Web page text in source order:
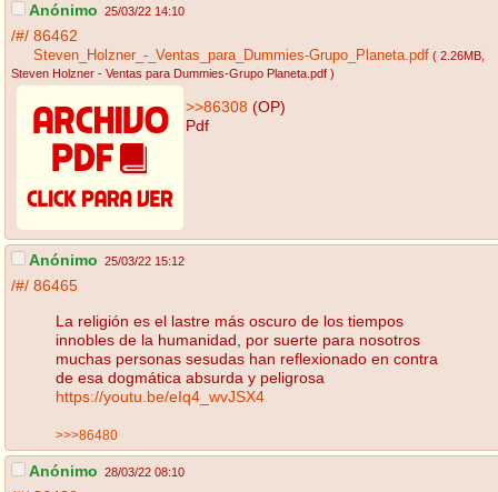
Anónimo 25/03/22 14:10
/#/ 86462
Steven_Holzner_-_Ventas_para_Dummies-Grupo_Planeta.pdf ( 2.26MB
Steven Holzner - Ventas para Dummies-Grupo Planeta.pdf )
>>86308 (OP)
Pdf
Anónimo 25/03/22 15:12
/#/ 86465
La religión es el lastre más oscuro de los tiempos
innobles de la humanidad, por suerte para nosotros
muchas personas sesudas han reflexionado en contra
de esa dogmática absurda y peligrosa
https://youtu.be/eIq4_wvJSX4
>>>86480
Anónimo 28/03/22 08:10